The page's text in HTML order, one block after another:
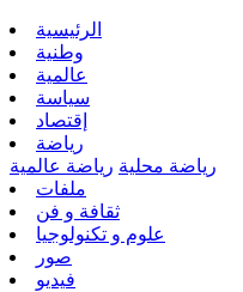
الرئيسية
وطنية
عالمية
سياسة
إقتصاد
رياضة
رياضة محلية رياضة عالمية
ملفات
ثقافة و فن
علوم و تكنولوجيا
صور
فيديو